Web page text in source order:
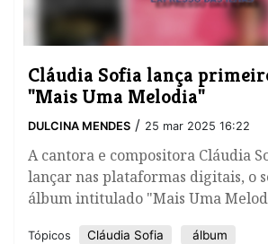
​Cláudia Sofia lança
"Mais Uma Melodia"
DULCINA MENDES / 25 mar 2025 16:22
A cantora e compositora Cláudia
lançar nas plataformas digitais, o
álbum intitulado "Mais Uma
Tópicos ​Cláudia Sofia álbum